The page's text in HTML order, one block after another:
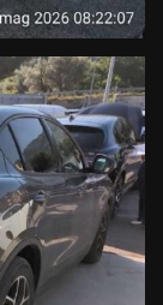
anticipo
base
vincolano in
e dettagli
a verificare